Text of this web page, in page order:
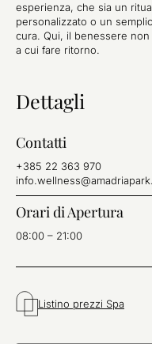
esperienza, che sia un
personalizzato o un
cura. Qui, il benessere
a cui fare ritorno.
Dettagli
Contatti
+385 22 363 970
Orari di Apertura
08:00 – 21:00
Listino prezzi Spa